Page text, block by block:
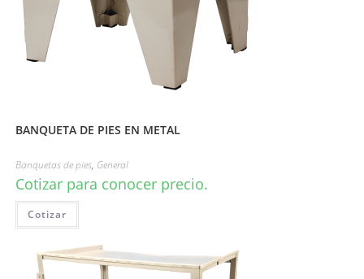
BANQUETA DE PIES EN METAL
Banquetas de pies, General
Cotizar para conocer precio.
Cotizar